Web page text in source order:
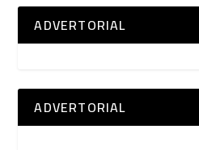
ADVERTORIAL
ADVERTORIAL